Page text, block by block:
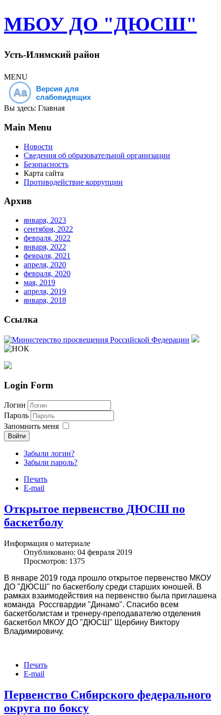
МБОУ ДО "ДЮСШ"
Усть-Илимский район
MENU
Aa
Версия для
слабовидящих
Вы здесь: Главная
Main Menu
Новости
Сведения об образовательной организации
Безопасность
Карта сайта
Противодействие коррупции
Архив
января, 2023
сентября, 2022
февраля, 2022
января, 2022
февраля, 2021
апреля, 2020
февраля, 2020
мая, 2019
апреля, 2019
января, 2018
Ссылка
Login Form
Логин
Пароль
Запомнить меня
Войти
Забыли логин?
Забыли пароль?
Шаблоны для Joomla 3
Печать
E-mail
Открытое первенство ДЮСШ по
баскетболу
Информация о материале
Опубликовано: 04 февраля 2019
Просмотров: 1375
В январе 2019 года прошло открытое первенство МКОУ
ДО "ДЮСШ" по баскетболу среди старших юношей. В
рамках взаимодействия на первенство была приглашена
команда Россгвардии "Динамо". Спасибо всем
баскетболистам и тренеру-преподавателю отделения
баскетбол МКОУ ДО "ДЮСШ" Щербину Виктору
Владимировичу.
Печать
E-mail
Первенство Сибирского федерального
округа по боксу